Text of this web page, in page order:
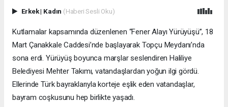
Erkek| Kadın (Haberi Sesli Oku)
Kutlamalar kapsamında düzenlenen “Fener Alayı Yürüyüşü”, 18
Mart Çanakkale Caddesi’nde başlayarak Topçu Meydanı’nda
sona erdi. Yürüyüş boyunca marşlar seslendiren Haliliye
Belediyesi Mehter Takımı, vatandaşlardan yoğun ilgi gördü.
Ellerinde Türk bayraklarıyla korteje eşlik eden vatandaşlar,
bayram coşkusunu hep birlikte yaşadı.